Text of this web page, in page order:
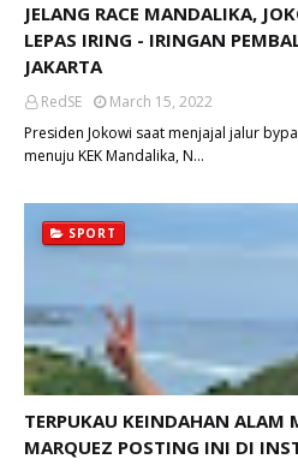
JELANG RACE MANDALIKA,
LEPAS IRING - IRINGAN
JAKARTA
RedSE
March 15, 2022
Presiden Jokowi saat menjajal jalur
menuju KEK Mandalika, N…
SPORT
TERPUKAU KEINDAHAN ALAM
MARQUEZ POSTING INI DI